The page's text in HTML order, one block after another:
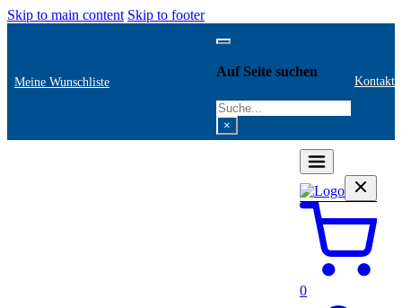
Skip to main content Skip to footer
Meine Wunschliste
Auf Seite suchen
Search
×
Kontakt
0